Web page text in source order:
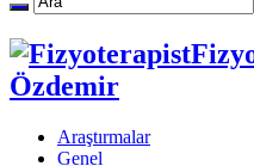
Özdemir
Araştırmalar
Genel